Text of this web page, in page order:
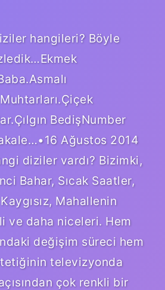
hangileri? Böyle
BedişNumber
Ağustos 2014
diziler vardı? Bizimki,
Bahar, Sıcak Saatler,
Mahallenin
ve daha niceleri. Hem
değişim süreci hem
televizyonda
çok renkli bir